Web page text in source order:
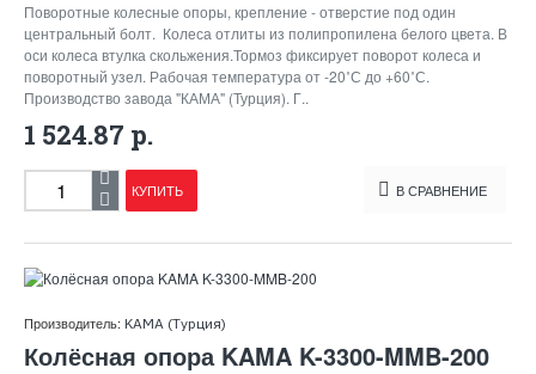
Поворотные колесные опоры, крепление - отверстие под один
центральный болт. Колеса отлиты из полипропилена белого цвета. В
оси колеса втулка скольжения.Тормоз фиксирует поворот колеса и
поворотный узел. Рабочая температура от -20˚С до +60˚С.
Производство завода "КАМА" (Турция). Г..
1 524.87 р.
КУПИТЬ В СРАВНЕНИЕ
Производитель: KAMA (Турция)
Колёсная опора KAMA K-3300-MMB-200